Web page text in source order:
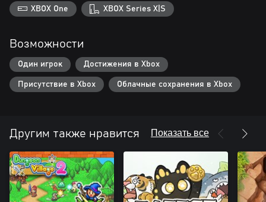
XBOX One XBOX Series X|S
Возможности
Один игрок Достижения в Xbox
Присутствие в Xbox Облачные сохранения в Xbox
Другим также нравится Показать все